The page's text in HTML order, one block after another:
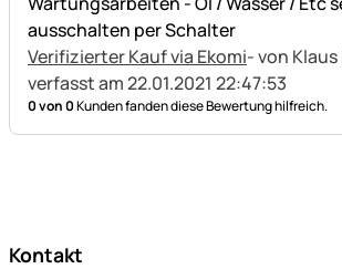
ausschalten per Schalter
Verifizierter Kauf via Ekomi- von Klaus
verfasst am 22.01.2021 22:47:53
0 von 0Kunden fanden diese Bewertung hilfreich.
Kontakt